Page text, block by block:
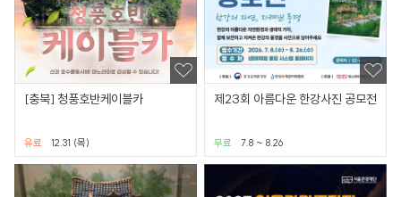
[충북] 청풍호반케이블카
12.31 (목)
유료
제23회 아름다운 한강사진 공모전
7.8 ~ 8.26
무료